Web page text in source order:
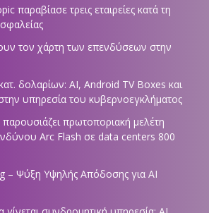
παραβίασε τρεις εταιρείες κατά τη
τον χάρτη των επενδύσεων στην
δολαρίων: AI, Android TV Boxes και
υπηρεσία του κυβερνοεγκλήματος
πρωτοποριακή μελέτη
Arc Flash σε data centers 800
– Ψύξη Υψηλής Απόδοσης για AI